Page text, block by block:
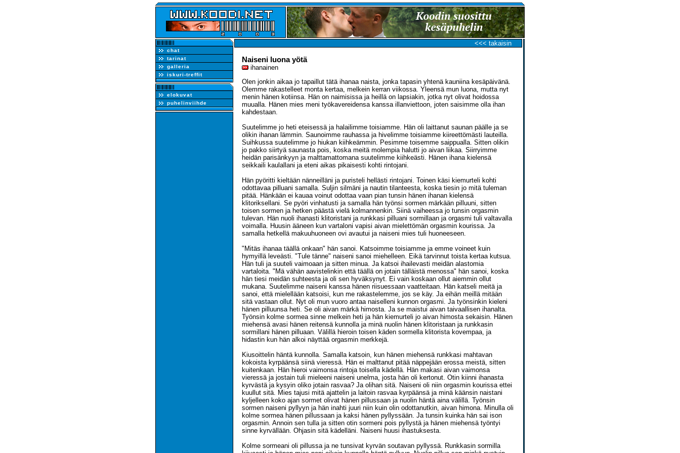
chat
tarinat
galleria
iskuri-treffit
elokuvat
puhelinviihde
<<< takaisin
Naiseni luona yötä
ihanainen
Olen jonkin aikaa jo tapaillut tätä ihanaa naista, jonka tapasin yhtenä kauniina kesäpäivänä.
Olemme rakastelleet monta kertaa, melkein kerran viikossa. Yleensä mun luona, mutta nyt
menin hänen kotiinsa. Hän on naimisissa ja heillä on lapsiakin, jotka nyt olivat hoidossa
muualla. Hänen mies meni työkavereidensa kanssa illanviettoon, joten saisimme olla ihan
kahdestaan.
Suutelimme jo heti eteisessä ja halailimme toisiamme. Hän oli laittanut saunan päälle ja se
olikin ihanan lämmin. Saunoimme rauhassa ja hivelimme toisiamme kiireettömästi lauteilla.
Suihkussa suutelimme jo hiukan kiihkeämmin. Pesimme toisemme saippualla. Sitten olikin
jo pakko siirtyä saunasta pois, koska meitä molempia halutti jo aivan liikaa. Siirryimme
heidän parisänkyyn ja malttamattomana suutelimme kiihkeästi. Hänen ihana kielensä
seikkaili kaulallani ja eteni aikas pikaisesti kohti rintojani.
Hän pyöritti kieltään nänneilläni ja puristeli hellästi rintojani. Toinen käsi kiemurteli kohti
odottavaa pilluani samalla. Suljin silmäni ja nautin tilanteesta, koska tiesin jo mitä tuleman
pitää. Hänkään ei kauaa voinut odottaa vaan pian tunsin hänen ihanan kielensä
klitoriksellani. Se pyöri vinhatusti ja samalla hän työnsi sormen märkään pilluuni, sitten
toisen sormen ja hetken päästä vielä kolmannenkin. Siinä vaiheessa jo tunsin orgasmin
tulevan. Hän nuoli ihanasti klitoristani ja runkkasi pilluani sormillaan ja orgasmi tuli valtavalla
voimalla. Huusin ääneen kun vartaloni vapisi aivan mielettömän orgasmin kourissa. Ja
samalla hetkellä makuuhuoneen ovi avautui ja naiseni mies tuli huoneeseen.
"Mitäs ihanaa täällä onkaan" hän sanoi. Katsoimme toisiamme ja emme voineet kuin
hymyillä leveästi. "Tule tänne" naiseni sanoi miehelleen. Eikä tarvinnut toista kertaa kutsua.
Hän tuli ja suuteli vaimoaan ja sitten minua. Ja katsoi ihailevasti meidän alastomia
vartaloita. "Mä vähän aavistelinkin että täällä on jotain tälläistä menossa" hän sanoi, koska
hän tiesi meidän suhteesta ja oli sen hyväksynyt. Ei vain koskaan ollut aiemmin ollut
mukana. Suutelimme naiseni kanssa hänen riisuessaan vaatteitaan. Hän katseli meitä ja
sanoi, että mielellään katsoisi, kun me rakastelemme, jos se käy. Ja eihän meillä mitään
sitä vastaan ollut. Nyt oli mun vuoro antaa naiselleni kunnon orgasmi. Ja työnsinkin kieleni
hänen pilluunsa heti. Se oli aivan märkä himosta. Ja se maistui aivan taivaallisen ihanalta.
Työnsin kolme sormea sinne melkein heti ja hän kiemurteli jo aivan himosta sekaisin. Hänen
miehensä avasi hänen reitensä kunnolla ja minä nuolin hänen klitoristaan ja runkkasin
sormillani hänen pilluaan. Välillä hieroin toisen käden sormella klitorista kovempaa, ja
hidastin kun hän alkoi näyttää orgasmin merkkejä.
Kiusoittelin häntä kunnolla. Samalla katsoin, kun hänen miehensä runkkasi mahtavan
kokoista kyrpäänsä siinä vieressä. Hän ei malttanut pitää näppejään erossa meistä, sitten
kuitenkaan. Hän hieroi vaimonsa rintoja toisella kädellä. Hän makasi aivan vaimonsa
vieressä ja jostain tuli mieleeni naiseni unelma, josta hän oli kertonut. Otin kiinni ihanasta
kyrvästä ja kysyin oliko jotain rasvaa? Ja olihan sitä. Naiseni oli niin orgasmin kourissa ettei
kuullut sitä. Mies tajusi mitä ajattelin ja laitoin rasvaa kyrpäänsä ja minä käänsin naistani
kyljelleen koko ajan sormet olivat hänen pillussaan ja nuolin häntä aina välillä. Työnsin
sormen naiseni pyllyyn ja hän inahti juuri niin kuin olin odottanutkin, aivan himona. Minulla oli
kolme sormea hänen pillussaan ja kaksi hänen pyllyssään. Ja tunsin kuinka hän sai ison
orgasmin. Annoin sen tulla ja sitten otin sormeni pois pyllystä ja hänen miehensä työntyi
sinne kyrvällään. Ohjasin sitä kädelläni. Naiseni huusi ihastuksesta.
Kolme sormeani oli pillussa ja ne tunsivat kyrvän soutavan pyllyssä. Runkkasin sormilla